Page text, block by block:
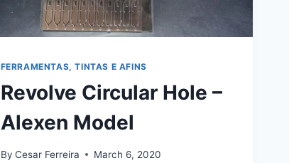
FERRAMENTAS, TINTAS E AFINS
Revolve Circular Hole –
Alexen Model
By Cesar Ferreira March 6, 2020